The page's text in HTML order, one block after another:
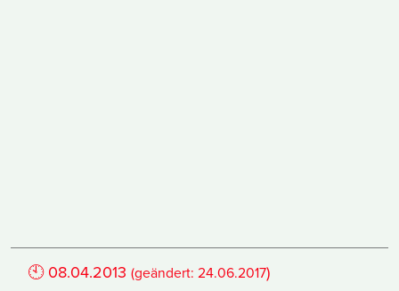
🕙 08.04.2013 (geändert:24.06.2017)